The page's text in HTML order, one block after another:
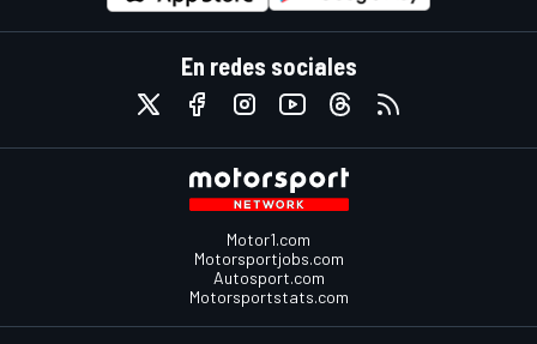
En redes sociales
Motor1.com
Motorsportjobs.com
Autosport.com
Motorsportstats.com